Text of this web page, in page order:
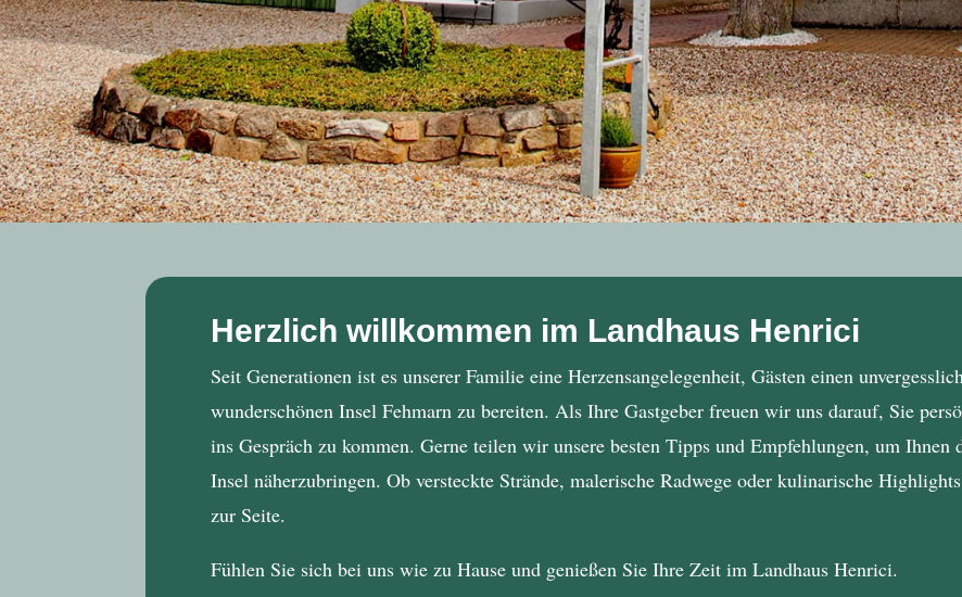
Herzlich willkommen im Landhaus Henrici
Seit Generationen ist es unserer Familie eine Herzensangelegenheit, Gästen einen
wunderschönen Insel Fehmarn zu bereiten. Als Ihre Gastgeber freuen wir uns darauf, Sie
ins Gespräch zu kommen. Gerne teilen wir unsere besten Tipps und Empfehlungen, um
Insel näherzubringen. Ob versteckte Strände, malerische Radwege oder kulinarische
zur Seite.
Fühlen Sie sich bei uns wie zu Hause und genießen Sie Ihre Zeit imLandhaus Henrici.